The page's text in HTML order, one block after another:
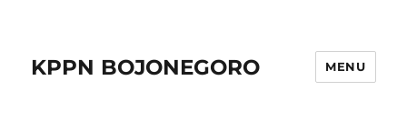
KPPN BOJONEGORO MENU